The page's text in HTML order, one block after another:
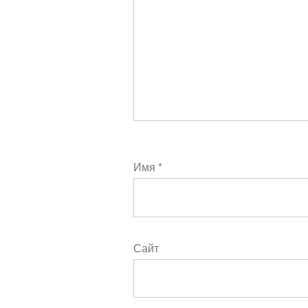
Имя *
Сайт